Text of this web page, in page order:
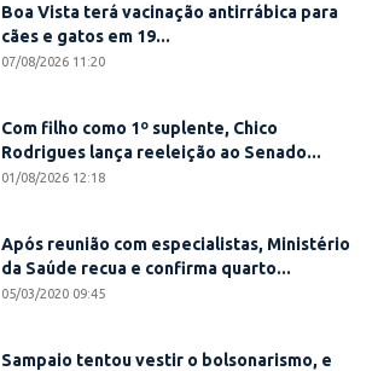
Boa Vista terá vacinação antirrábica para
cães e gatos em 19...
07/08/2026 11:20
Com filho como 1º suplente, Chico
Rodrigues lança reeleição ao Senado...
01/08/2026 12:18
Após reunião com especialistas, Ministério
da Saúde recua e confirma quarto...
05/03/2020 09:45
Sampaio tentou vestir o bolsonarismo, e